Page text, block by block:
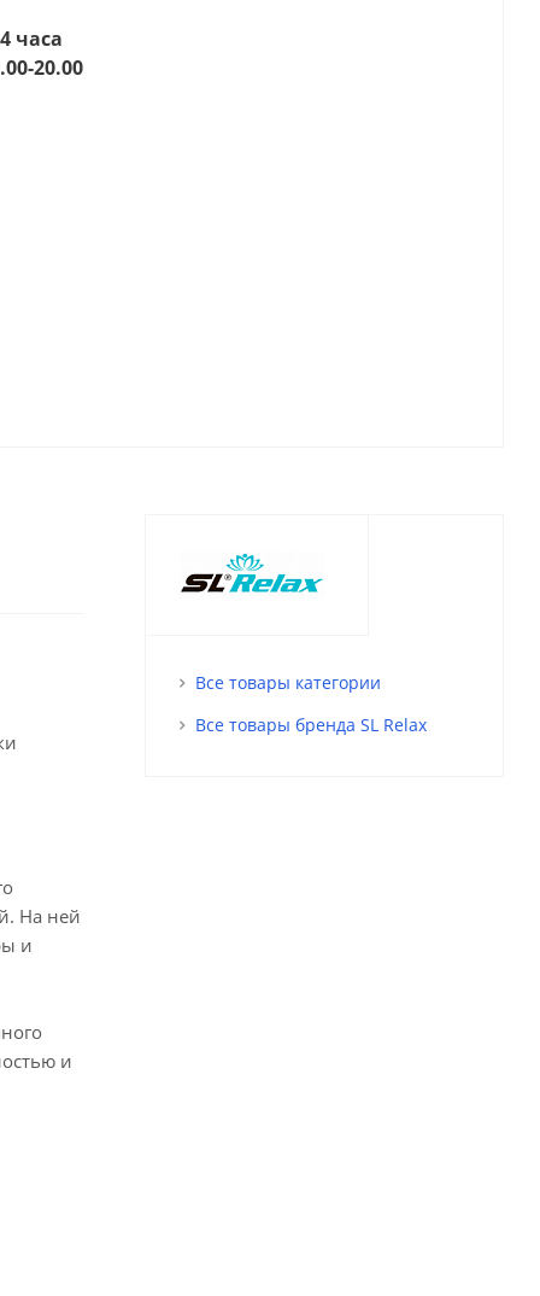
часа
20.00
На ней
и
и
Все товары категории
Все товары бренда SL Relax